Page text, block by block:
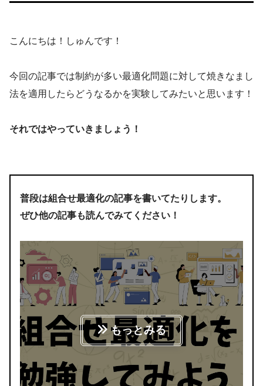
こんにちは！しゅんです！
今回の記事では制約が多い最適化問題に対して焼きなまし
法を適用したらどうなるかを実験してみたいと思います！
それではやっていきましょう！
普段は組合せ最適化の記事を書いてたりします。
ぜひ他の記事も読んでみてください！
もっとみる